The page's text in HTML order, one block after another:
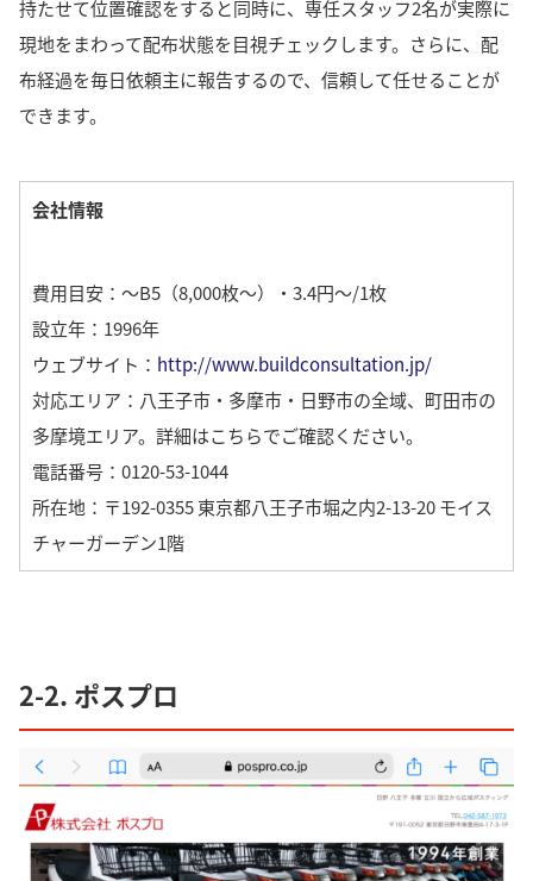
持たせて位置確認をすると同時に、専任スタッフ2名が実際に
現地をまわって配布状態を目視チェックします。 さらに、配
布経過を毎日依頼主に報告するので、信頼して任せることが
できます。
会社情報
費用目安：〜B5（8,000枚〜）・3.4円～/1枚
設立年：1996年
ウェブサイト： http://www.buildconsultation.jp/
対応エリア：八王子市・多摩市・日野市の全域、町田市の
多摩境エリア。 詳細はこちらでご確認ください。
電話番号：0120-53-1044
所在地：〒192-0355 東京都八王子市堀之内2-13-20 モイス
チャーガーデン1階
2-2. ポスプロ